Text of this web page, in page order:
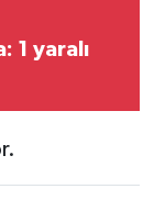
1 yaralı